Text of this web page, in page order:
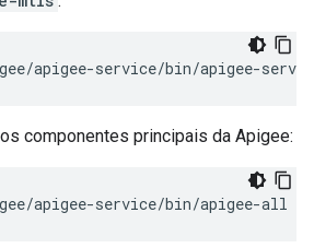
apigee-service/bin/apigee-
componentes principais da Apigee:
apigee-service/bin/apigee-all